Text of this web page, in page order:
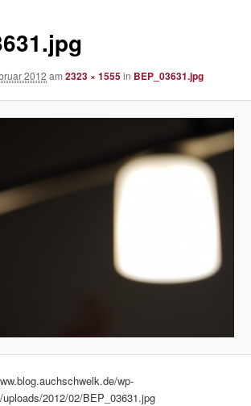
2012 am2323 × 1555in BEP_03631.jpg
wp-
2012/02/BEP_03631.jpg